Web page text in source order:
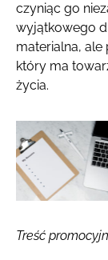
czyniąc go
wyjątkowego
materialna,
który ma
życia.
Treść